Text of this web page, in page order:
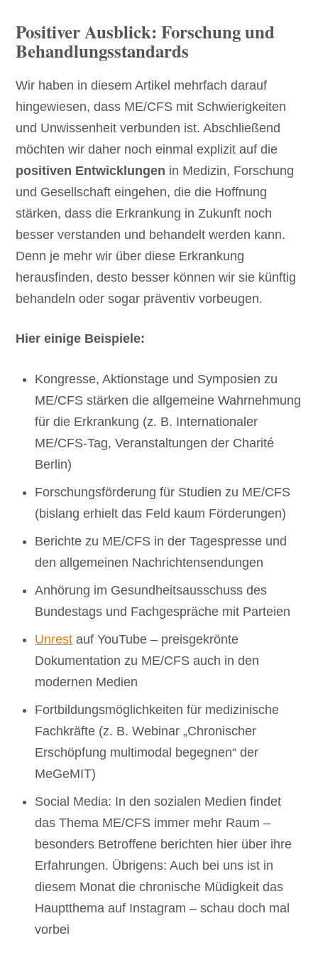
Positiver Ausblick: Forschung und
Behandlungsstandards
Wir haben in diesem Artikel mehrfach darauf
hingewiesen, dass ME/CFS mit Schwierigkeiten
und Unwissenheit verbunden ist. Abschließend
möchten wir daher noch einmal explizit auf die
positiven Entwicklungen in Medizin, Forschung
und Gesellschaft eingehen, die die Hoffnung
stärken, dass die Erkrankung in Zukunft noch
besser verstanden und behandelt werden kann.
Denn je mehr wir über diese Erkrankung
herausfinden, desto besser können wir sie künftig
behandeln oder sogar präventiv vorbeugen.
Hier einige Beispiele:
Kongresse, Aktionstage und Symposien zu
ME/CFS stärken die allgemeine Wahrnehmung
für die Erkrankung (z. B. Internationaler
ME/CFS-Tag, Veranstaltungen der Charité
Berlin)
Forschungsförderung für Studien zu ME/CFS
(bislang erhielt das Feld kaum Förderungen)
Berichte zu ME/CFS in der Tagespresse und
den allgemeinen Nachrichtensendungen
Anhörung im Gesundheitsausschuss des
Bundestags und Fachgespräche mit Parteien
Unrest auf YouTube – preisgekrönte
Dokumentation zu ME/CFS auch in den
modernen Medien
Fortbildungsmöglichkeiten für medizinische
Fachkräfte (z. B. Webinar „Chronischer
Erschöpfung multimodal begegnen“ der
MeGeMIT)
Social Media: In den sozialen Medien findet
das Thema ME/CFS immer mehr Raum –
besonders Betroffene berichten hier über ihre
Erfahrungen. Übrigens: Auch bei uns ist in
diesem Monat die chronische Müdigkeit das
Hauptthema auf Instagram – schau doch mal
vorbei